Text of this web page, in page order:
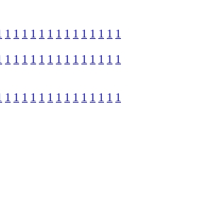
1 1 1 1 1 1 1 1 1 1 1 1 1 1
1 1 1 1 1 1 1 1 1 1 1 1 1 1
1 1 1 1 1 1 1 1 1 1 1 1 1 1